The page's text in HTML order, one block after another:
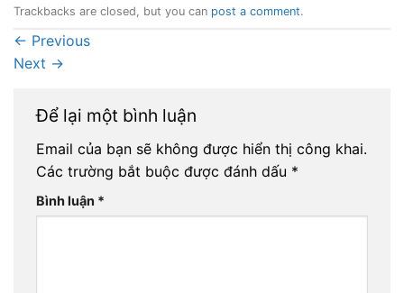
Trackbacks are closed, but you can post a comment.
← Previous
Next →
Để lại một bình luận
Email của bạn sẽ không được hiển thị công khai.
Các trường bắt buộc được đánh dấu *
Bình luận *